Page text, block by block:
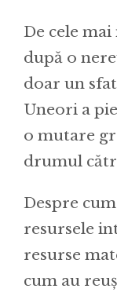
De cele
după o
doar un
Uneori a
o mutare
drumul
Despre
resursele
resurse
cum au